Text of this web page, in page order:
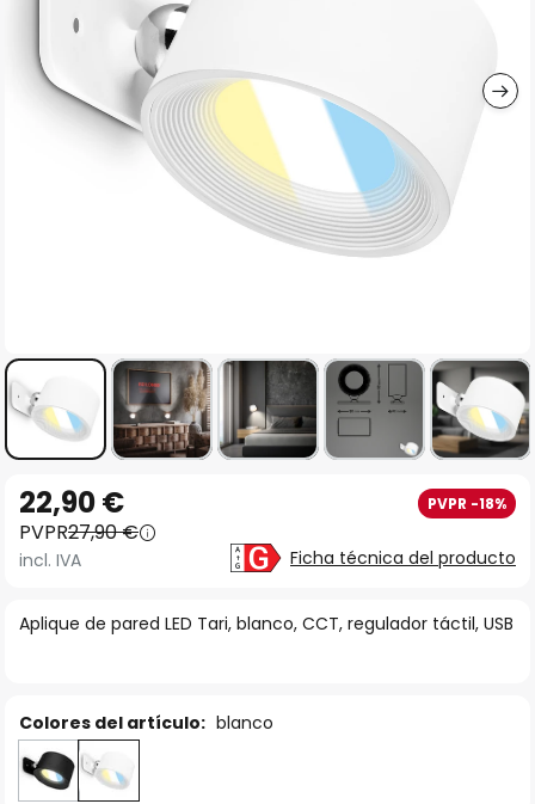
imágenes
comienzo
de
galería
Aplique de pared LED Tari, blanco, CCT, regulador táctil, USB
22,90 € PVPR -18%
PVPR27,90 €
incl. IVA Ficha técnica del producto
Colores del artículo: blanco